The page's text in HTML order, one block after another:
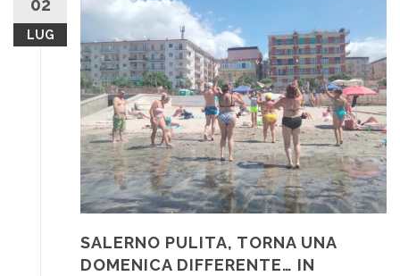
LUG
SALERNO PULITA, TORNA UNA
DOMENICA DIFFERENTE… IN